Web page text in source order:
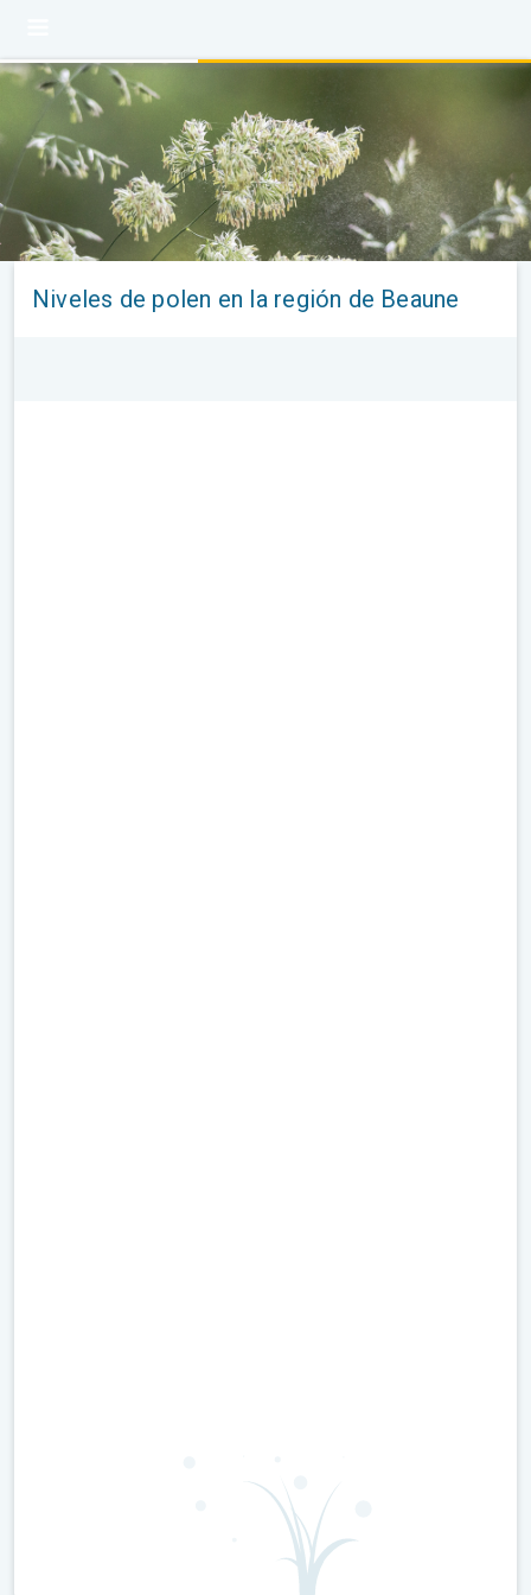
Niveles de polen en la región de Beaune